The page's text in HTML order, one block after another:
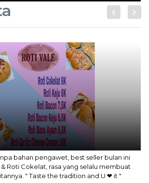
bahan pengawet, best seller bulan ini
Roti Cokelat, rasa yang selalu membuat
" Taste the tradition and U ❤ it "